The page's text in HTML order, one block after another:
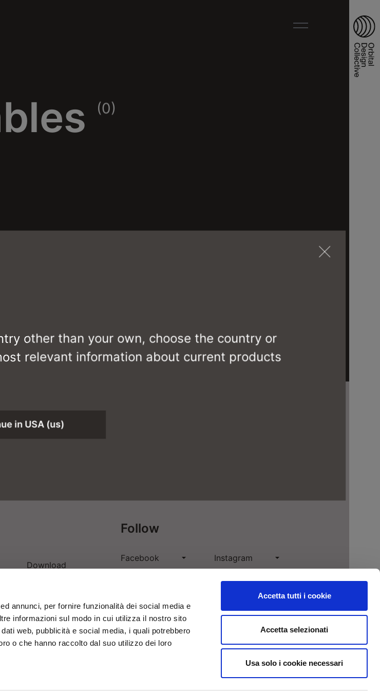
annunci, per fornire funzionalità dei social media e
informazioni sul modo in cui utilizza il nostro sito
web, pubblicità e social media, i quali potrebbero
o che hanno raccolto dal suo utilizzo dei loro
Accetta tutti i cookie
Accetta selezionati
Usa solo i cookie necessari
other than your own, choose the country or
relevant information about current products
in USA (us)
(0)
Download
Follow
Facebook Instagram
Pinterest
Youtube
Cookies Websolute